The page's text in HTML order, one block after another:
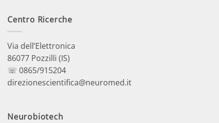
Centro Ricerche
Via dell’Elettronica
86077 Pozzilli (IS)
☏ 0865/915204
direzionescientifica@neuromed.it
Neurobiotech